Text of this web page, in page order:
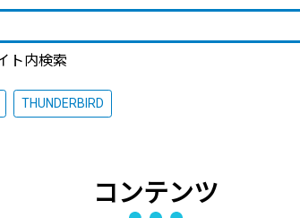
ト内検索
THUNDERBIRD
コンテンツ